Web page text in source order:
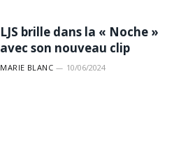
LJS brille dans la « Noche »
avec son nouveau clip
MARIE BLANC 10/06/2024